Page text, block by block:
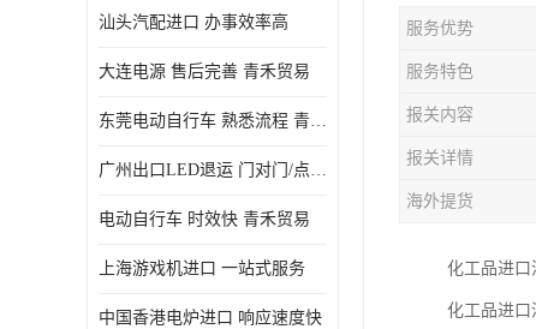
汕头汽配进口 办事效率高
大连电源 售后完善 青禾贸易
东莞电动自行车 熟悉流程 青禾贸易
广州出口LED退运 门对门/点对点
电动自行车 时效快 青禾贸易
上海游戏机进口 一站式服务
中国香港电炉进口 响应速度快
服务优势
服务特色
报关内容
报关详情
海外提货
化工品进口
化工品进口